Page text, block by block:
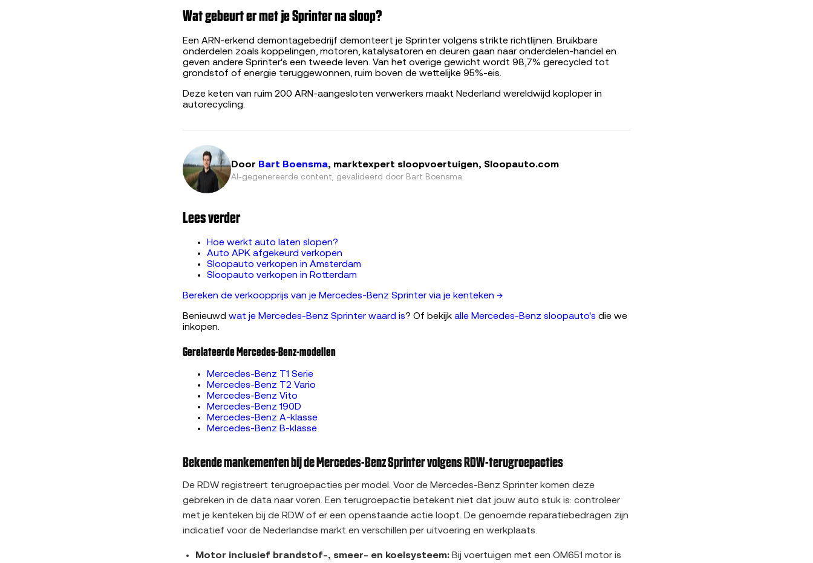
Wat gebeurt er met je Sprinter na sloop?
Een ARN-erkend demontagebedrijf demonteert je Sprinter volgens strikte richtlijnen. Bruikbare
onderdelen zoals koppelingen, motoren, katalysatoren en deuren gaan naar onderdelen-handel en
geven andere Sprinter's een tweede leven. Van het overige gewicht wordt 98,7% gerecycled tot
grondstof of energie teruggewonnen, ruim boven de wettelijke 95%-eis.
Deze keten van ruim 200 ARN-aangesloten verwerkers maakt Nederland wereldwijd koploper in
autorecycling.
Door Bart Boensma, marktexpert sloopvoertuigen, Sloopauto.com
AI-gegenereerde content, gevalideerd door Bart Boensma.
Lees verder
Hoe werkt auto laten slopen?
Auto APK afgekeurd verkopen
Sloopauto verkopen in Amsterdam
Sloopauto verkopen in Rotterdam
Bereken de verkoopprijs van je Mercedes-Benz Sprinter via je kenteken →
Benieuwd wat je Mercedes-Benz Sprinter waard is? Of bekijk alle Mercedes-Benz sloopauto's die we
inkopen.
Gerelateerde Mercedes-Benz-modellen
Mercedes-Benz T1 Serie
Mercedes-Benz T2 Vario
Mercedes-Benz Vito
Mercedes-Benz 190D
Mercedes-Benz A-klasse
Mercedes-Benz B-klasse
Bekende mankementen bij de Mercedes-Benz Sprinter volgens RDW-terugroepacties
De RDW registreert terugroepacties per model. Voor de Mercedes-Benz Sprinter komen deze
gebreken in de data naar voren. Een terugroepactie betekent niet dat jouw auto stuk is: controleer
met je kenteken bij de RDW of er een openstaande actie loopt. De genoemde reparatiebedragen zijn
indicatief voor de Nederlandse markt en verschillen per uitvoering en werkplaats.
Motor inclusief brandstof-, smeer- en koelsysteem:Bij voertuigen met een OM651 motor is